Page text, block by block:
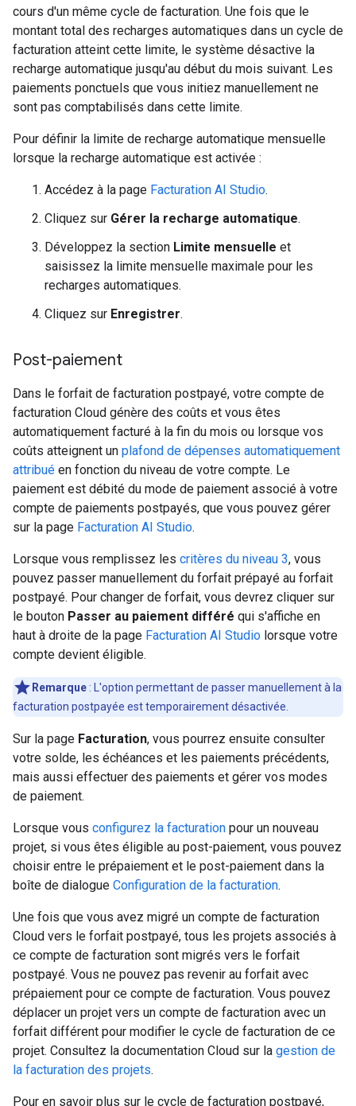
cours d'un même cycle de facturation. Une fois que le
montant total des recharges automatiques dans un cycle de
facturation atteint cette limite, le système désactive la
recharge automatique jusqu'au début du mois suivant. Les
paiements ponctuels que vous initiez manuellement ne
sont pas comptabilisés dans cette limite.
Pour définir la limite de recharge automatique mensuelle
lorsque la recharge automatique est activée :
Accédez à la page Facturation AI Studio.
Cliquez sur Gérer la recharge automatique.
Développez la section Limite mensuelle et
saisissez la limite mensuelle maximale pour les
recharges automatiques.
Cliquez sur Enregistrer.
Post-paiement
Dans le forfait de facturation postpayé, votre compte de
facturation Cloud génère des coûts et vous êtes
automatiquement facturé à la fin du mois ou lorsque vos
coûts atteignent un plafond de dépenses automatiquement
attribué en fonction du niveau de votre compte. Le
paiement est débité du mode de paiement associé à votre
compte de paiements postpayés, que vous pouvez gérer
sur la page Facturation AI Studio.
Lorsque vous remplissez les critères du niveau 3, vous
pouvez passer manuellement du forfait prépayé au forfait
postpayé. Pour changer de forfait, vous devrez cliquer sur
le bouton Passer au paiement différé qui s'affiche en
haut à droite de la page Facturation AI Studio lorsque votre
compte devient éligible.
Remarque : L'option permettant de passer manuellement à la
facturation postpayée est temporairement désactivée.
Sur la page Facturation, vous pourrez ensuite consulter
votre solde, les échéances et les paiements précédents,
mais aussi effectuer des paiements et gérer vos modes
de paiement.
Lorsque vous configurez la facturation pour un nouveau
projet, si vous êtes éligible au post-paiement, vous pouvez
choisir entre le prépaiement et le post-paiement dans la
boîte de dialogue Configuration de la facturation.
Une fois que vous avez migré un compte de facturation
Cloud vers le forfait postpayé, tous les projets associés à
ce compte de facturation sont migrés vers le forfait
postpayé. Vous ne pouvez pas revenir au forfait avec
prépaiement pour ce compte de facturation. Vous pouvez
déplacer un projet vers un compte de facturation avec un
forfait différent pour modifier le cycle de facturation de ce
projet. Consultez la documentation Cloud sur la gestion de
la facturation des projets.
Pour en savoir plus sur le cycle de facturation postpayé,